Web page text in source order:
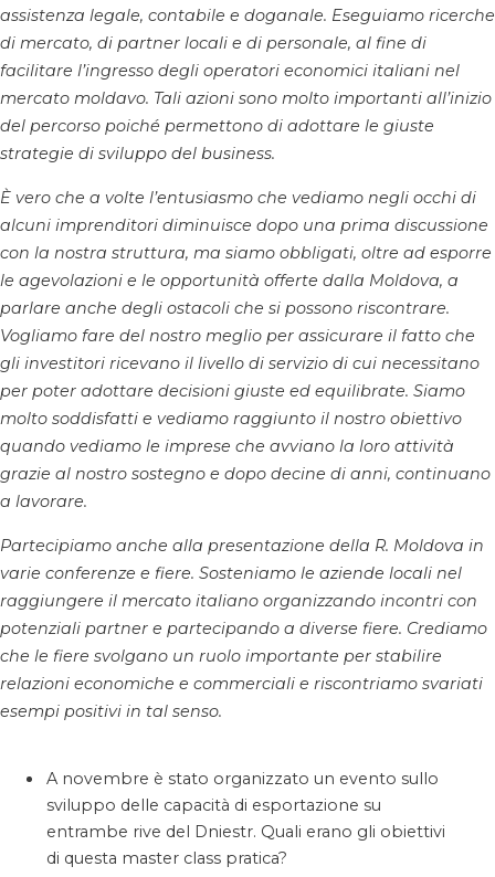
assistenza legale, contabile e doganale. Eseguiamo ricerche
di mercato, di partner locali e di personale, al fine di
facilitare l’ingresso degli operatori economici italiani nel
mercato moldavo. Tali azioni sono molto importanti all’inizio
del percorso poiché permettono di adottare le giuste
strategie di sviluppo del business.
È vero che a volte l’entusiasmo che vediamo negli occhi di
alcuni imprenditori diminuisce dopo una prima discussione
con la nostra struttura, ma siamo obbligati, oltre ad esporre
le agevolazioni e le opportunità offerte dalla Moldova, a
parlare anche degli ostacoli che si possono riscontrare.
Vogliamo fare del nostro meglio per assicurare il fatto che
gli investitori ricevano il livello di servizio di cui necessitano
per poter adottare decisioni giuste ed equilibrate. Siamo
molto soddisfatti e vediamo raggiunto il nostro obiettivo
quando vediamo le imprese che avviano la loro attività
grazie al nostro sostegno e dopo decine di anni, continuano
a lavorare.
Partecipiamo anche alla presentazione della R. Moldova in
varie conferenze e fiere. Sosteniamo le aziende locali nel
raggiungere il mercato italiano organizzando incontri con
potenziali partner e partecipando a diverse fiere. Crediamo
che le fiere svolgano un ruolo importante per stabilire
relazioni economiche e commerciali e riscontriamo svariati
esempi positivi in tal senso.
A novembre è stato organizzato un evento sullo
sviluppo delle capacità di esportazione su
entrambe rive del Dniestr. Quali erano gli obiettivi
di questa master class pratica?